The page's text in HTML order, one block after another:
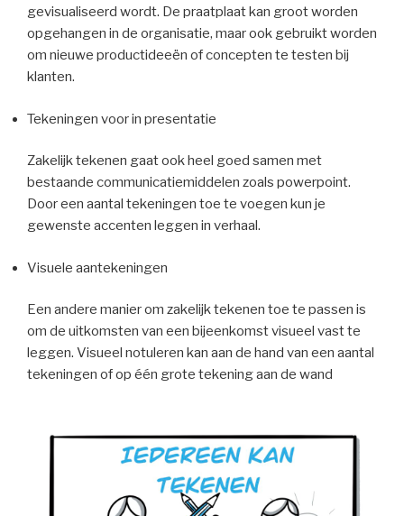
gevisualiseerd wordt. De praatplaat kan groot worden
opgehangen in de organisatie, maar ook gebruikt worden
om nieuwe productideeën of concepten te testen bij
klanten.
Tekeningen voor in presentatie
Zakelijk tekenen gaat ook heel goed samen met
bestaande communicatiemiddelen zoals powerpoint.
Door een aantal tekeningen toe te voegen kun je
gewenste accenten leggen in verhaal.
Visuele aantekeningen
Een andere manier om zakelijk tekenen toe te passen is
om de uitkomsten van een bijeenkomst visueel vast te
leggen. Visueel notuleren kan aan de hand van een aantal
tekeningen of op één grote tekening aan de wand